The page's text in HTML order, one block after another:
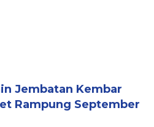
Jembatan Kembar
Rampung September